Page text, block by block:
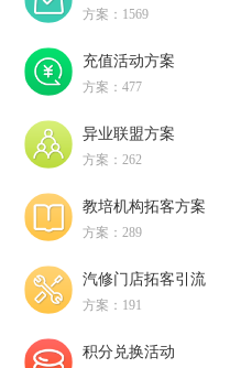
方案：1569
充值活动方案
方案：477
异业联盟方案
方案：262
教培机构拓客方案
方案：289
汽修门店拓客引流
方案：191
积分兑换活动